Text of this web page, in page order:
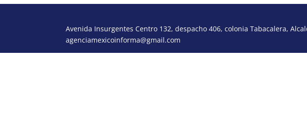
Avenida Insurgentes Centro 132, despacho 406, colonia Tabacalera,
agenciamexicoinforma@gmail.com